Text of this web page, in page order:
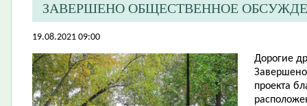
ЗАВЕРШЕНО ОБЩЕСТВЕННОЕ
19.08.2021 09:00
Дорогие
проекта